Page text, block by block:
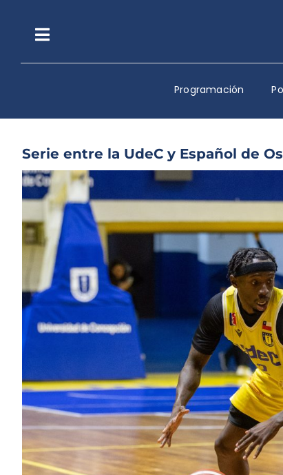
contenidoToggle
Navigation
Programación
Serie entre la UdeC y Español de
Ver
imagen
grande